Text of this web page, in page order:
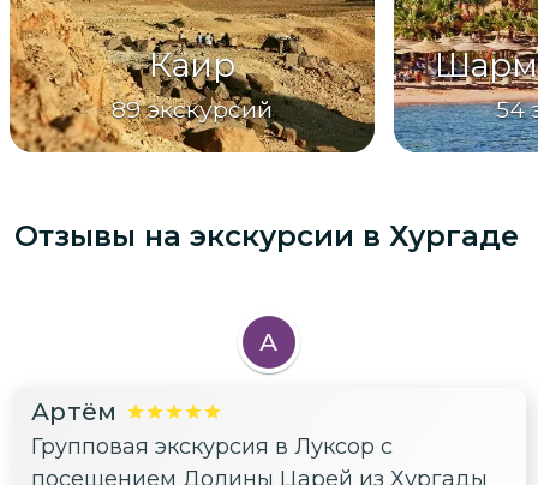
Каир
89 экскурсий 54
Отзывы на экскурсии в Хургаде
А
Артём
Групповая экскурсия в Луксор с
посещением Долины Царей из Хургады